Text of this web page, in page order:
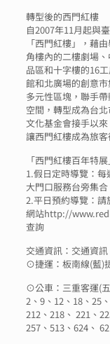
轉型後的西門紅樓
自2007年11月起與
「西門紅樓」，藉
角樓內的二樓劇場
品區和十字樓的16
館和北廣場的創意
多元性區塊，聯手
空間，轉型成為台
文化基金會接手以
讓西門紅樓成為旅
「西門紅樓百年特
1.假日定時導覽：
大門口服務台旁集合
2.平日預約導覽：
網站http://
查詢
交通資訊：交通資訊
⊙捷運：板南線(藍)
⊙公車：三重客運(
2、9、12、18、25
212、218、 221、
257、513、624、